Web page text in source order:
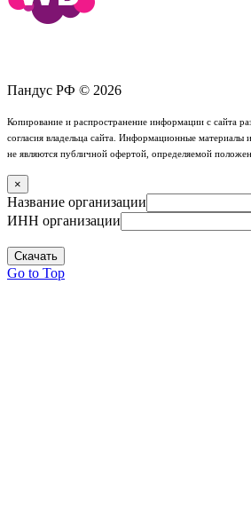
Пандус РФ © 2026
Копирование и распространение информации с сайта
согласия владельца сайта. Информационные материалы
не являются публичной офертой, определяемой
×
Название организации
ИНН организации
Скачать
Go to Top